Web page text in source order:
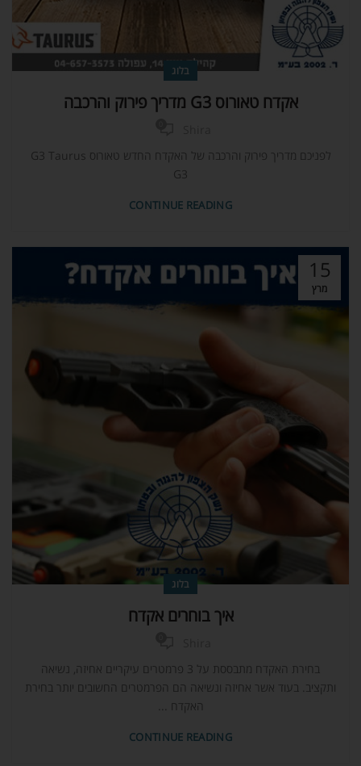
בלוג
אקדח טאורוס G3 מדריך פירוק והרכבה
לפניכם מדריך פירוק והרכבה של האקדח החדש טאורוס G3 Taurus
G3
CONTINUE READING
15
מרץ
בלוג
איך בוחרים אקדח
בחירת האקדח מתבססת על 3 פרמטרים עיקריים אחיזה, נשיאה
ותקציב. בעוד אשר אחיזה ונשיאה הם הפרמטרים החשובים יותר בחירת
האקדח ...
CONTINUE READING